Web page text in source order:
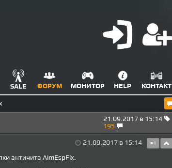
SALE ФОРУМ МОНИТОР HELP КОНТАКТ
21.09.2017 в 15:14
195
21.09.2017 в 15:14 #1
античита AimEspFix.